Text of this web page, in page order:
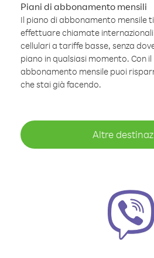
Piani di abbonamento mensili
Il piano di abbonamento mensile
effettuare chiamate internazionali
cellulari a tariffe basse, senza
piano in qualsiasi momento. Con
abbonamento mensile puoi
che stai già facendo.
Altre